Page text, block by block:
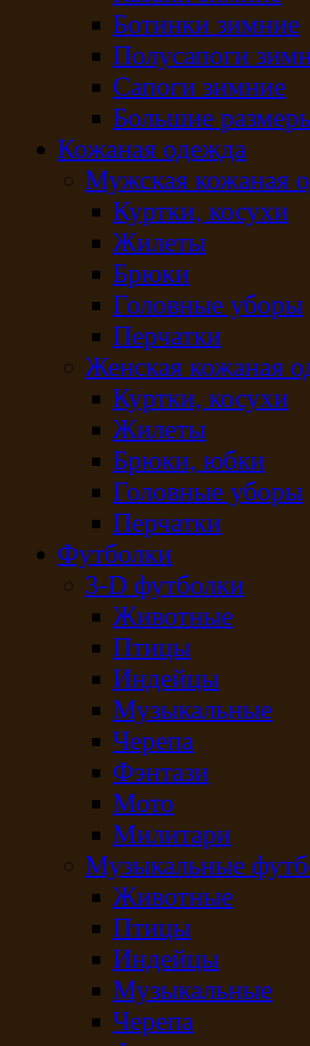
Ботинки зимние
Полусапоги
Сапоги зимние
Большие
Кожаная одежда
Мужская кожаная
Куртки, косухи
Жилеты
Брюки
Головные уборы
Перчатки
Женская кожаная
Куртки, косухи
Жилеты
Брюки, юбки
Головные уборы
Перчатки
Футболки
3-D футболки
Животные
Птицы
Индейцы
Музыкальные
Черепа
Фэнтази
Мото
Милитари
Музыкальные
Животные
Птицы
Индейцы
Музыкальные
Черепа